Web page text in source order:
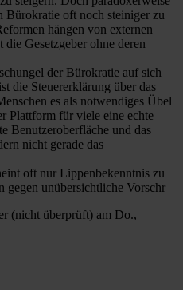
Bürokratie oft noch steiniger zu
hängen von externen
die Gesetzgeber ohne deren
der Bürokratie auf sich
die Steuererklärung über das
es als notwendiges Übel
Plattform für viele eine echte
Benutzeroberfläche und das
nicht gerade das
oft nur Lippenbekenntnis zu
gegen unübersichtliche Vorschr
(nicht überprüft) am Do.,